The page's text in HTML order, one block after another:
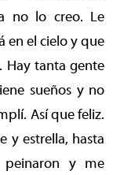
no lo creo. Le
en el cielo y que
Hay tanta gente
sueños y no
Así que feliz.
y estrella, hasta
y me